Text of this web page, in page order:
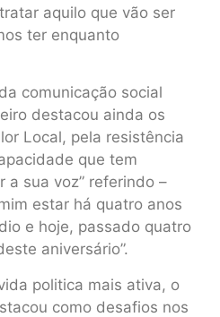
aquilo que vão ser
ter enquanto
comunicação social
destacou ainda os
Local, pela resistência
que tem
a sua voz” referindo –
estar há quatro anos
e hoje, passado quatro
aniversário”.
politica mais ativa, o
como desafios nos